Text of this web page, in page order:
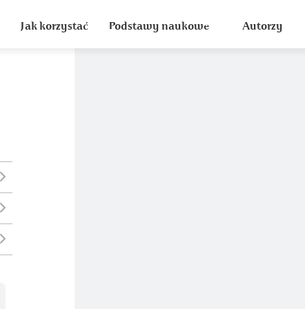
Jak korzystać Podstawy naukowe Autorzy